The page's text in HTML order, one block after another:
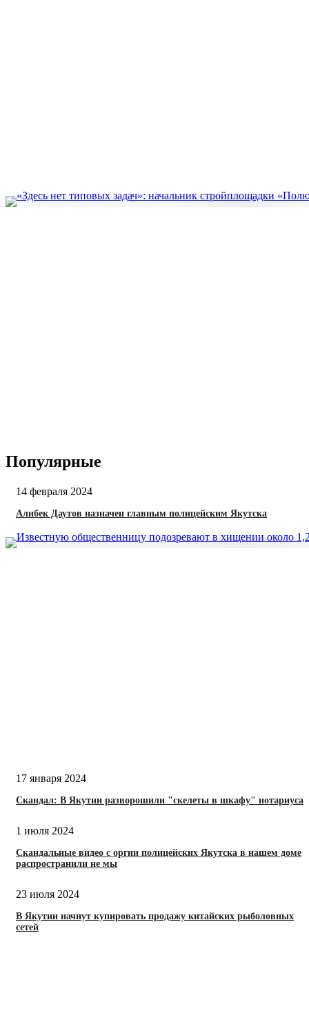
Популярные
14 февраля 2024
Алибек Даутов назначен главным полицейским Якутска
17 января 2024
Скандал: В Якутии разворошили "скелеты в шкафу" нотариуса
1 июля 2024
Скандальные видео с оргии полицейских Якутска в нашем доме
распространили не мы
23 июля 2024
В Якутии начнут купировать продажу китайских рыболовных
сетей